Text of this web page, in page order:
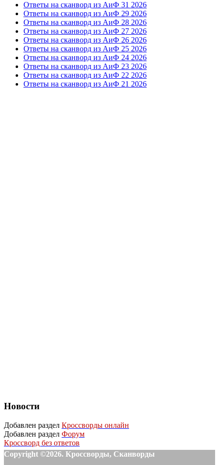
Ответы на сканворд из АиФ 31 2026
Ответы на сканворд из АиФ 29 2026
Ответы на сканворд из АиФ 28 2026
Ответы на сканворд из АиФ 27 2026
Ответы на сканворд из АиФ 26 2026
Ответы на сканворд из АиФ 25 2026
Ответы на сканворд из АиФ 24 2026
Ответы на сканворд из АиФ 23 2026
Ответы на сканворд из АиФ 22 2026
Ответы на сканворд из АиФ 21 2026
Новости
Добавлен раздел Кроссворды онлайн
Добавлен раздел Форум
Кроссворд без ответов
Copyright ©2026. Кроссворды, Сканворды